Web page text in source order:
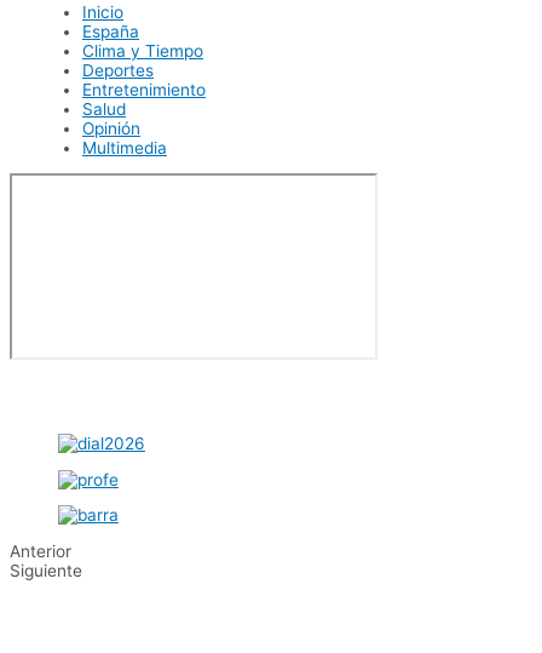
Inicio
España
Clima y Tiempo
Deportes
Entretenimiento
Salud
Opinión
Multimedia
Anterior
Siguiente